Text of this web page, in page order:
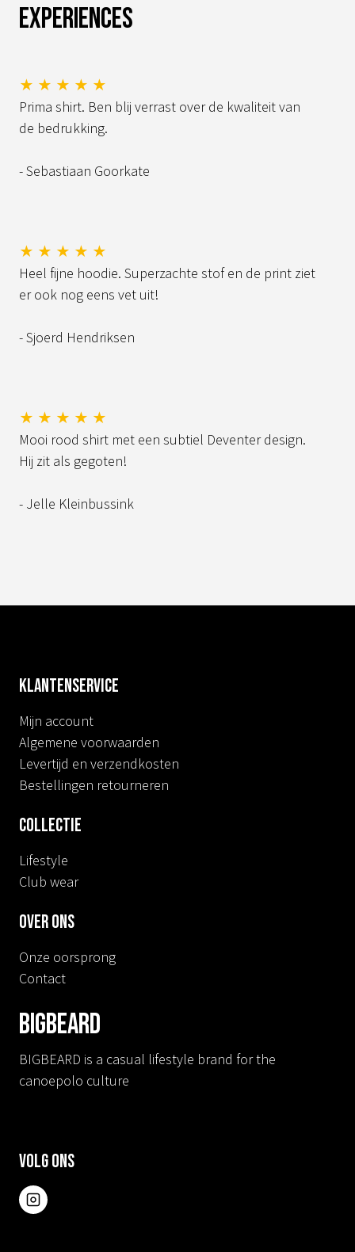
Experiences
★ ★ ★ ★ ★
Prima shirt. Ben blij verrast over de kwaliteit van
de bedrukking.
- Sebastiaan Goorkate
★ ★ ★ ★ ★
Heel fijne hoodie. Superzachte stof en de print ziet
er ook nog eens vet uit!
- Sjoerd Hendriksen
★ ★ ★ ★ ★
Mooi rood shirt met een subtiel Deventer design.
Hij zit als gegoten!
- Jelle Kleinbussink
Klantenservice
Mijn account
Algemene voorwaarden
Levertijd en verzendkosten
Bestellingen retourneren
Collectie
Lifestyle
Club wear
Over ons
Onze oorsprong
Contact
BIGBEARD
BIGBEARD is a casual lifestyle brand for the
canoepolo culture
Volg ons